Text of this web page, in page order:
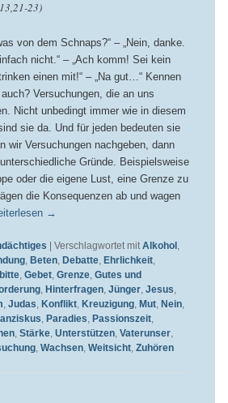
23)
von dem Schnaps?“ – „Nein, danke.
nicht.“ – „Ach komm! Sei kein
einen mit!“ – „Na gut…“ Kennen
Versuchungen, die an uns
Nicht unbedingt immer wie in diesem
sie da. Und für jeden bedeuten sie
wir Versuchungen nachgeben, dann
Gründe. Beispielsweise
oder die eigene Lust, eine Grenze zu
die Konsequenzen ab und wagen
→
| Verschlagwortet mit Alkohol,
, Beten, Debatte, Ehrlichkeit,
, Gebet, Grenze, Gutes und
, Hinterfragen, Jünger, Jesus
Judas Konflikt, Kreuzigung, Mut, Nein,
Paradies Passionszeit,
, Stärke, Unterstützen, Vaterunser,
, Wachsen, Weitsicht, Zuhören